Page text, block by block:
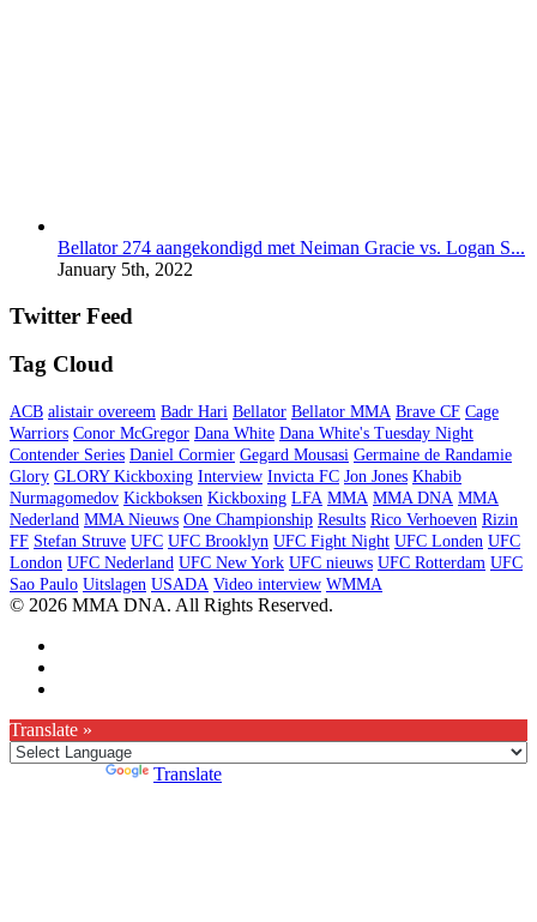
Bellator 274 aangekondigd met Neiman Gracie vs. Logan S...
January 5th, 2022
Twitter Feed
Tag Cloud
ACB alistair overeem Badr Hari Bellator Bellator MMA Brave CF Cage
Warriors Conor McGregor Dana White Dana White's Tuesday Night
Contender Series Daniel Cormier Gegard Mousasi Germaine de Randamie
Glory GLORY Kickboxing Interview Invicta FC Jon Jones Khabib
Nurmagomedov Kickboksen Kickboxing LFA MMA MMA DNA MMA
Nederland MMA Nieuws One Championship Results Rico Verhoeven Rizin
FF Stefan Struve UFC UFC Brooklyn UFC Fight Night UFC Londen UFC
London UFC Nederland UFC New York UFC nieuws UFC Rotterdam UFC
Sao Paulo Uitslagen USADA Video interview WMMA
© 2026 MMA DNA. All Rights Reserved.
Translate »
Translate